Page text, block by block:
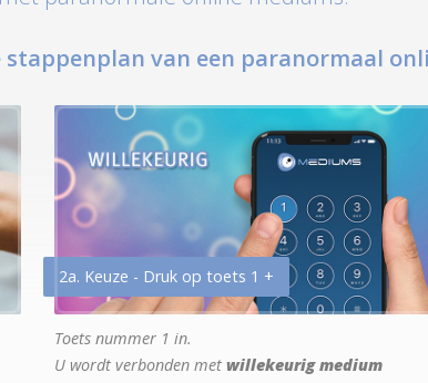
van een paranormaal
2a. Keuze - Druk op toets 1 +
Toets nummer 1 in.
U wordt verbonden met willekeurig medium